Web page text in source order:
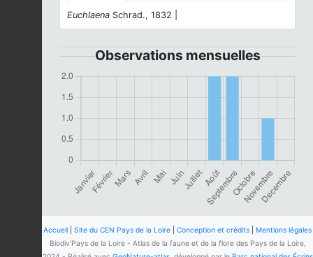
Euchlaena Schrad., 1832 |
Observations mensuelles
Accueil Site du CEN Pays de la Loire Conception et crédits
Mentions légales
Biodiv'Pays de la Loire - Atlas de la faune et de la flore des Pays de la Loire,